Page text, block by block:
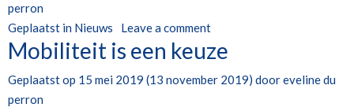
perron
Geplaatst in Nieuws Leave a comment
Mobiliteit is een keuze
Geplaatst op 15 mei 2019 (13 november 2019) dooreveline du
perron